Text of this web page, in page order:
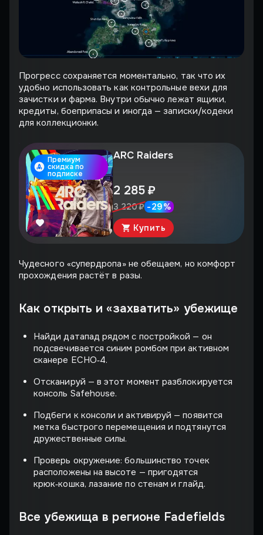
Прогресс сохраняется моментально, так что их
удобно использовать как контрольные вехи для
зачистки и фарма. Внутри обычно лежат ящики,
кредиты, боеприпасы и иногда — записки/кодеки
для коллекционки.
Премиум
скидка по
подписке
ARC Raiders
2 285 ₽
3 220 ₽ -29%
Купить
Чудесного «супердропа» не обещаем, но комфорт
прохождения растёт в разы.
Как открыть и «захватить» убежище
Найди датапад рядом с постройкой — он
подсвечивается синим ромбом при активном
сканере ECHO‑4.
Отсканируй — в этот момент разблокируется
консоль Safehouse.
Подбеги к консоли и активируй — появится
метка быстрого перемещения и подтянутся
дружественные силы.
Проверь окружение: большинство точек
расположены на высоте — пригодятся
крюк‑кошка, лазание по стенам и глайд.
Все убежища в регионе Fadefields